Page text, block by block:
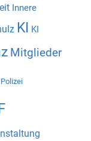
Innere
KI KI
Mitglieder
Polizei